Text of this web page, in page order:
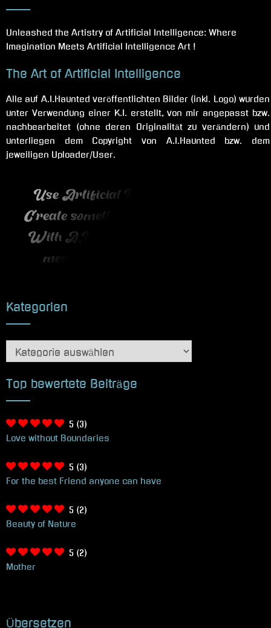
Unleashed the Artistry of Artificial Intelligence: Where
Imagination Meets Artificial Intelligence Art !
The Art of Artificial Intelligence
Alle auf A.I.Haunted veröffentlichten Bilder (inkl. Logo) wurden
unter Verwendung einer K.I. erstellt, von mir angepasst bzw.
nachbearbeitet (ohne deren Originalität zu verändern) und
unterliegen dem Copyright von A.I.Haunted bzw. dem
jeweiligen Uploader/User.
Use Artificial Intelligence wisely !
Create something useful or stunning.
With A.I. you can create beautiful,
meaningful and emotional Art.
Kategorien
Kategorien
Top bewertete Beiträge
5 (3)
Love without Boundaries
5 (3)
For the best Friend anyone can have
5 (2)
Beauty of Nature
5 (2)
Mother
Übersetzen